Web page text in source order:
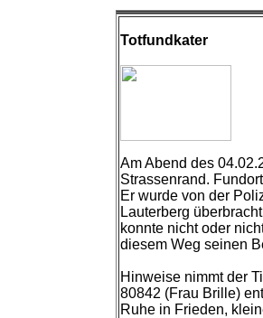
Totfundkater
Am Abend des
Strassenrand.
Er wurde von der
Lauterberg
konnte nicht oder
diesem Weg seinen
Hinweise nimmt der
80842 (Frau Brille)
Ruhe in Frieden,